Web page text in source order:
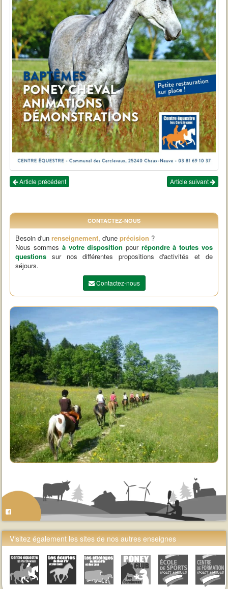
Article précédent Article suivant
CONTACTEZ-NOUS
Besoin d'unrenseignement, d'uneprécision ?
Nous sommes à votre disposition pour répondre à toutes vos
questions sur nos différentes propositions d'activités et de
séjours.
Contactez-nous
Visitez également les sites de nos autres enseignes